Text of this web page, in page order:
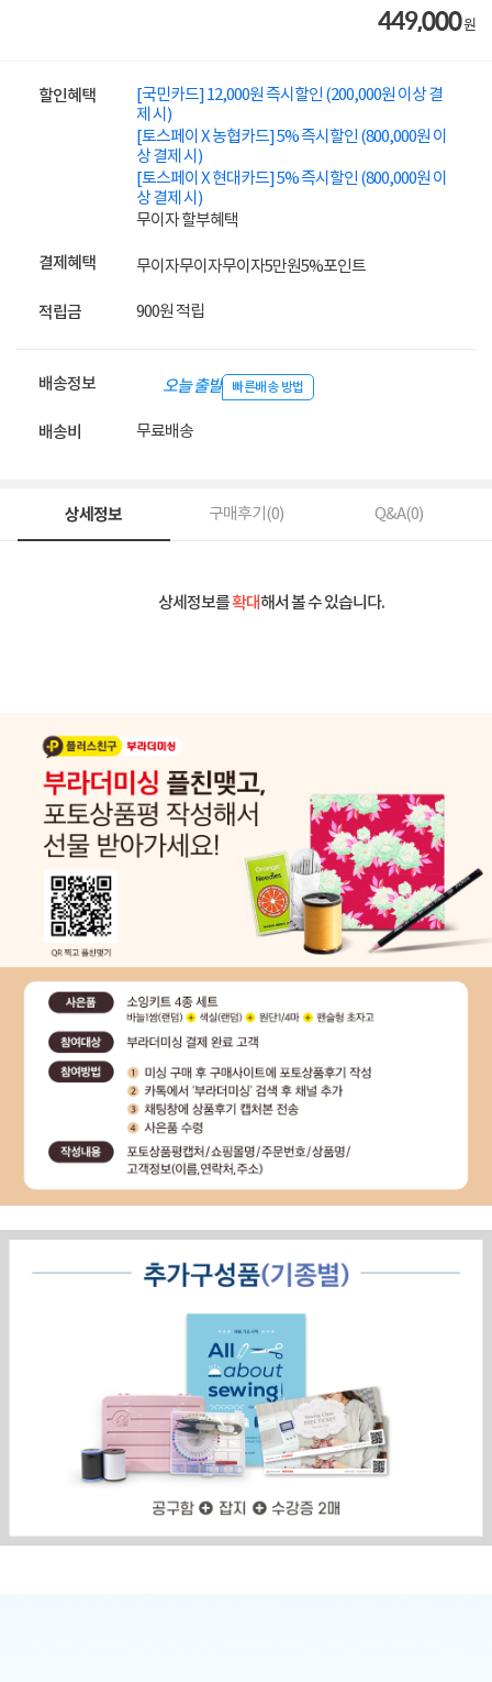
449,000원
할인혜택
[국민카드] 12,000원 즉시할인 (200,000원 이상 결
제 시)
[토스페이 X 농협카드] 5% 즉시할인 (800,000원 이
상 결제 시)
[토스페이 X 현대카드] 5% 즉시할인 (800,000원 이
상 결제 시)
무이자 할부혜택
결제혜택 무이자무이자무이자5만원5%포인트
적립금 900원 적립
배송정보 오늘 출발 빠른배송 방법
배송비 무료배송
상세정보 구매후기(0) Q&A(0)
상세정보를확대해서 볼 수 있습니다.